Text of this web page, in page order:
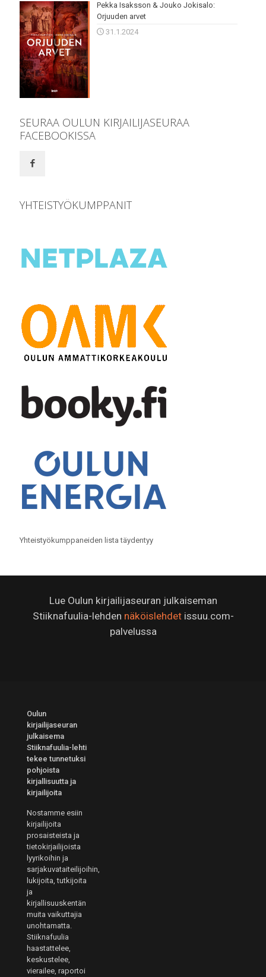
Pekka Isaksson & Jouko Jokisalo:
Orjuuden arvet
31.1.2024
SEURAA OULUN KIRJAILIJASEURAA
FACEBOOKISSA
YHTEISTYÖKUMPPANIT
Yhteistyökumppaneiden lista täydentyy
Lue Oulun kirjailijaseuran julkaiseman
Stiiknafuulia-lehden näköislehdetissuu.com-
palvelussa
Oulun
kirjailijaseuran
julkaisema
Stiiknafuulia-lehti
tekee tunnetuksi
pohjoista
kirjallisuutta ja
kirjailijoita
Nostamme esiin
kirjailijoita
prosaisteista ja
tietokirjailijoista
lyyrikoihin ja
sarjakuvataiteilijoihin,
lukijoita, tutkijoita
ja
kirjallisuuskentän
muita vaikuttajia
unohtamatta.
Stiiknafuulia
haastattelee,
keskustelee,
vierailee, raportoi